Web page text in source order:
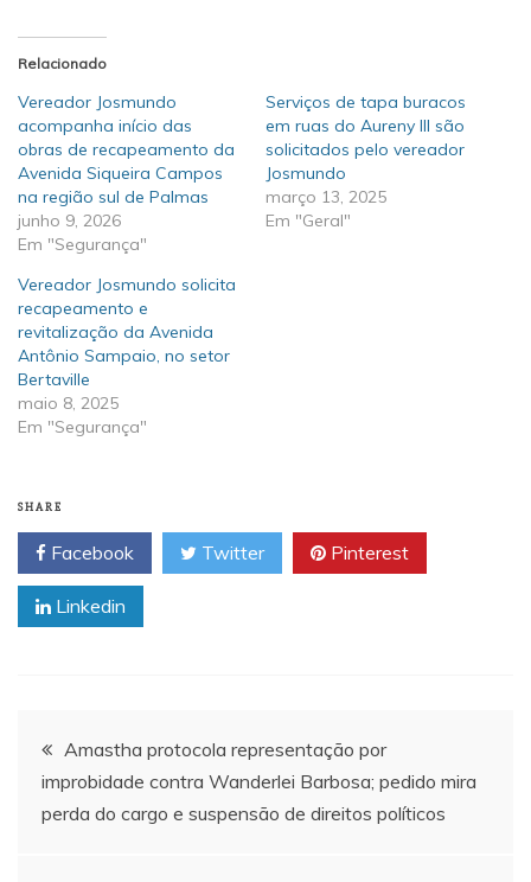
Relacionado
Vereador Josmundo
acompanha início das
obras de recapeamento da
Avenida Siqueira Campos
na região sul de Palmas
junho 9, 2026
Em "Segurança"
Serviços de tapa buracos
em ruas do Aureny III são
solicitados pelo vereador
Josmundo
março 13, 2025
Em "Geral"
Vereador Josmundo solicita
recapeamento e
revitalização da Avenida
Antônio Sampaio, no setor
Bertaville
maio 8, 2025
Em "Segurança"
SHARE
Facebook Twitter Pinterest
Linkedin
Navegação
de
Amastha protocola representação por
improbidade contra Wanderlei Barbosa; pedido mira
perda do cargo e suspensão de direitos políticos